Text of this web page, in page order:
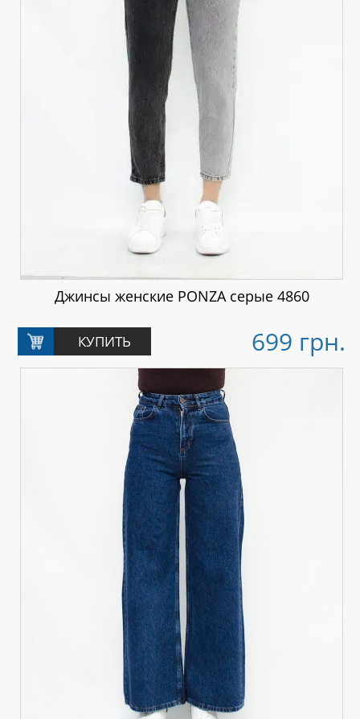
Джинсы женские PONZA серые 4860
699 грн.